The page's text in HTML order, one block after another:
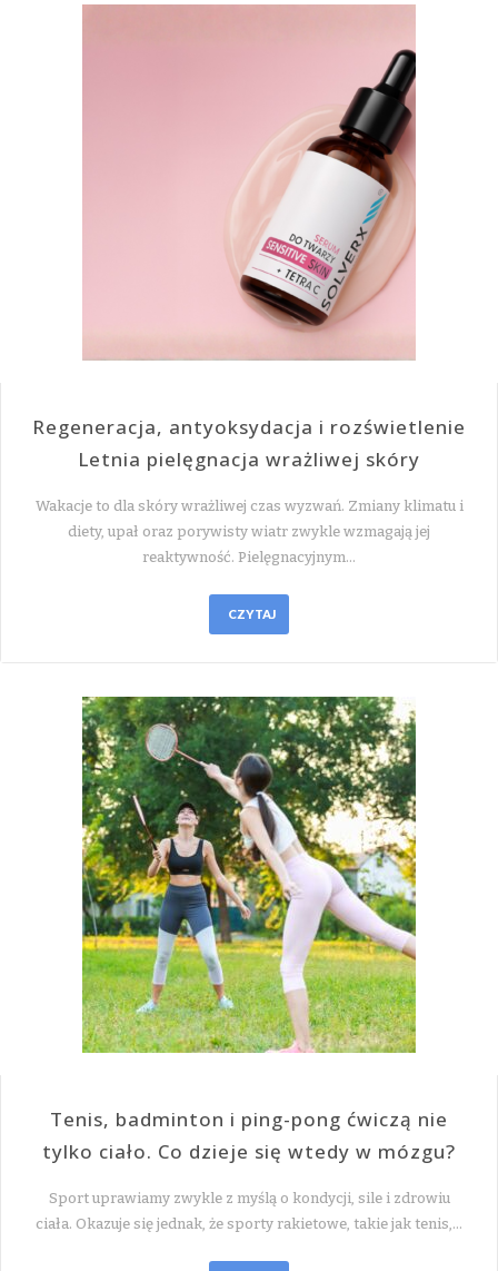
Regeneracja, antyoksydacja i rozświetlenie
Letnia pielęgnacja wrażliwej skóry
Wakacje to dla skóry wrażliwej czas wyzwań. Zmiany klimatu i
diety, upał oraz porywisty wiatr zwykle wzmagają jej
reaktywność. Pielęgnacyjnym…
CZYTAJ
Tenis, badminton i ping-pong ćwiczą nie
tylko ciało. Co dzieje się wtedy w mózgu?
Sport uprawiamy zwykle z myślą o kondycji, sile i zdrowiu
ciała. Okazuje się jednak, że sporty rakietowe, takie jak tenis,…